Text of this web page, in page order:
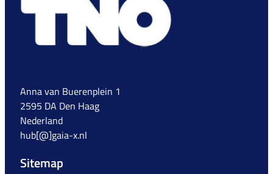
Anna van Buerenplein 1
2595 DA Den Haag
Nederland
hub[@]gaia-x.nl
Sitemap